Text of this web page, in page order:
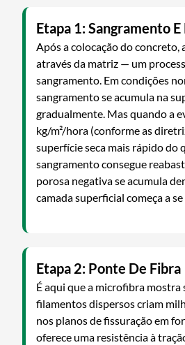
Etapa 1: Sangramento
Após a colocação do concreto,
através da matriz — um
sangramento. Em condições
sangramento se acumula na
gradualmente. Mas quando a
kg/m²/hora (conforme as
superfície seca mais rápido do
sangramento consegue
porosa negativa se acumula
camada superficial começa a
Etapa 2: Ponte De Fibra
É aqui que a microfibra mostra
filamentos dispersos criam
nos planos de fissuração em
oferece uma resistência à